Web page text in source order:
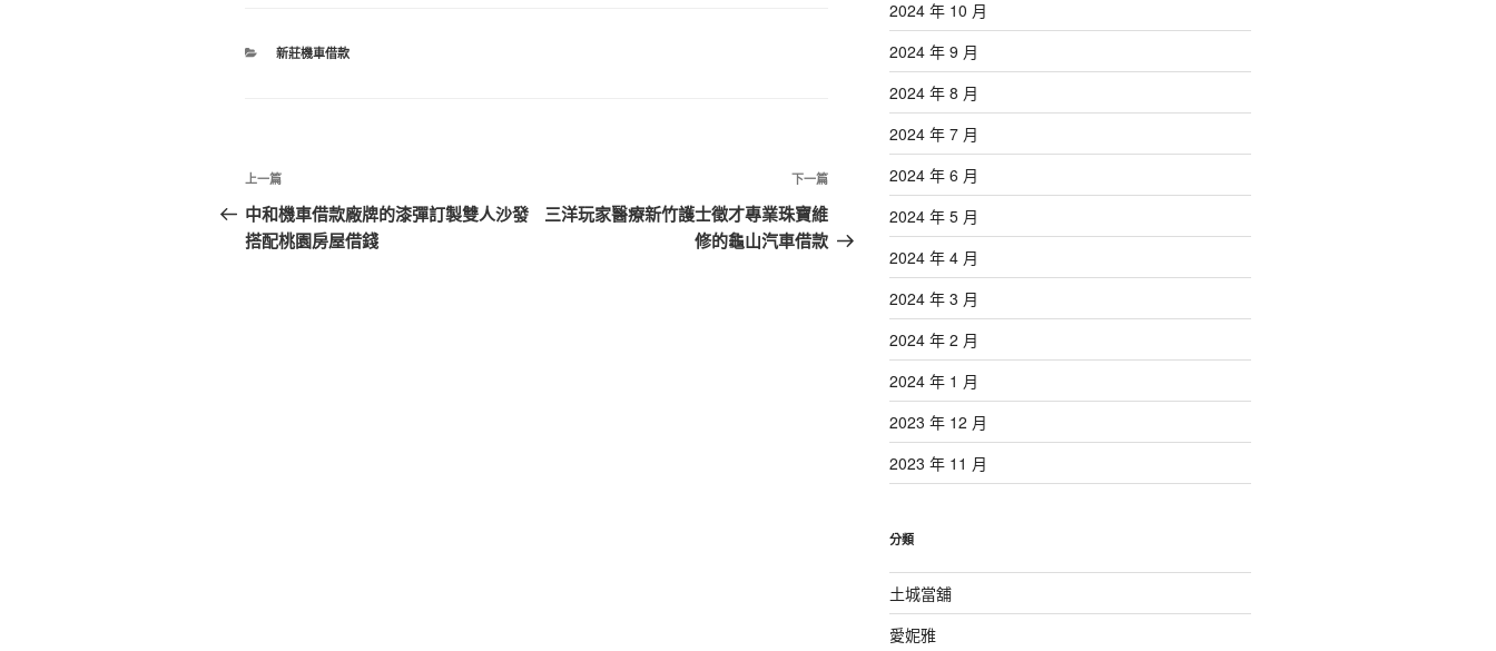
分
新莊機車借款
文
章
導
上
一
篇
上一篇
中和機車借款廠牌的漆彈訂製雙人沙發
搭配桃園房屋借錢
下
一
篇
下一篇
三洋玩家醫療新竹護士徵才專業珠寶維
修的龜山汽車借款
2024 年 10 月
2024 年 9 月
2024 年 8 月
2024 年 7 月
2024 年 6 月
2024 年 5 月
2024 年 4 月
2024 年 3 月
2024 年 2 月
2024 年 1 月
2023 年 12 月
2023 年 11 月
分類
土城當舖
愛妮雅